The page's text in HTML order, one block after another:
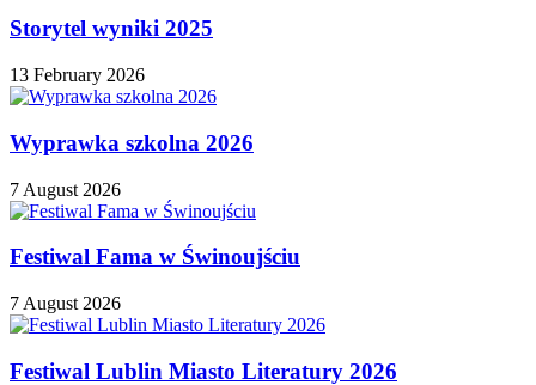
Storytel wyniki 2025
13 February 2026
Wyprawka szkolna 2026
7 August 2026
Festiwal Fama w Świnoujściu
7 August 2026
Festiwal Lublin Miasto Literatury 2026